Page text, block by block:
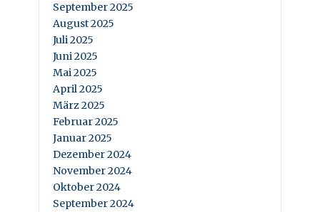
September 2025
August 2025
Juli 2025
Juni 2025
Mai 2025
April 2025
März 2025
Februar 2025
Januar 2025
Dezember 2024
November 2024
Oktober 2024
September 2024